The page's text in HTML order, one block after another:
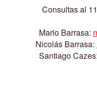
Consultas al
Mario Barrasa:
Nicolás Barrasa:
Santiago Cazes: